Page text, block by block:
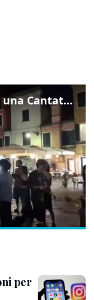
Venezia omaggia Guccini con una Cantata Anarchica in campo Santa Margherita
per